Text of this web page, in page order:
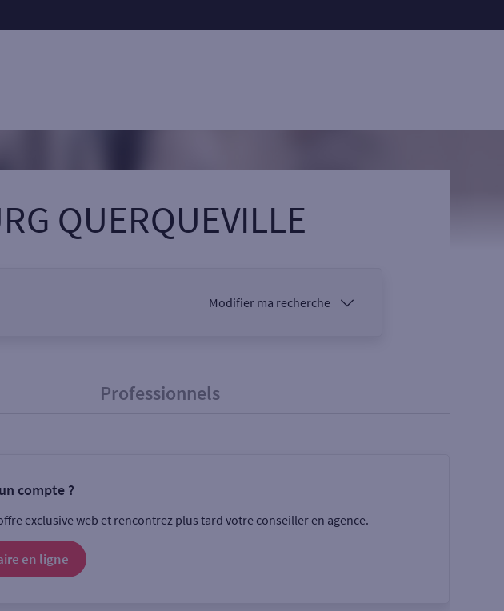
QUERQUEVILLE
Modifier ma recherche
fort
Professionnels
compte ?
exclusive web et rencontrez plus tard votre conseiller en agence.
en ligne